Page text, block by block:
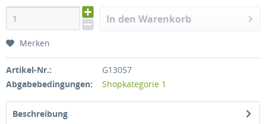
In den Warenkorb
Merken
Artikel-Nr.:
G13057
Abgabebedingungen:
Shopkategorie 1
Beschreibung